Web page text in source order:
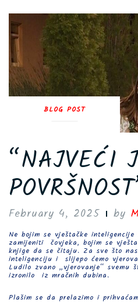
BLOG POST
“NAJVEĆI
February 4, 2025 by
Ne bojim se vještačke
zamijeniti čovjeka, bojim se
knjige da se čitaju. Za sve što
inteligenciju i slijepo ćemo
Ludilo zvano „vjerovanje“
izronilo iz mračnih dubina.
Plašim se da prelazimo i